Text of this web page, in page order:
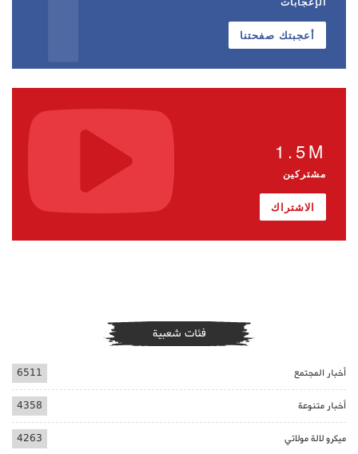
أعجبتك صفحتنا
1.5M
مشتركين
الاشتراك
فئات شعبية
أخبار المجتمع 6511
أخبار متنوعة 4358
ميكرو لالة مولاتي 4263